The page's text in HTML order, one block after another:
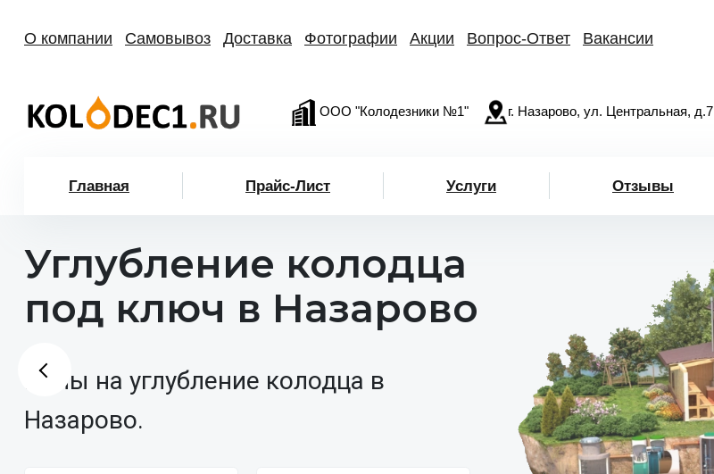
О компании Самовывоз Доставка Фотографии Акции Вопрос-Ответ Вакансии
ООО "Колодезники №1" г. Назарово, ул. Центральная, д.7
Главная Прайс-Лист Услуги Отзывы
Углубление колодца
под ключ в Назарово
Цены на углубление колодца в
Назарово.